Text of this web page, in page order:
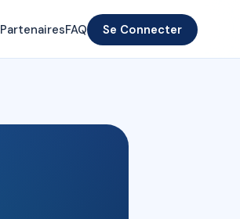
PartenairesFAQ Se Connecter